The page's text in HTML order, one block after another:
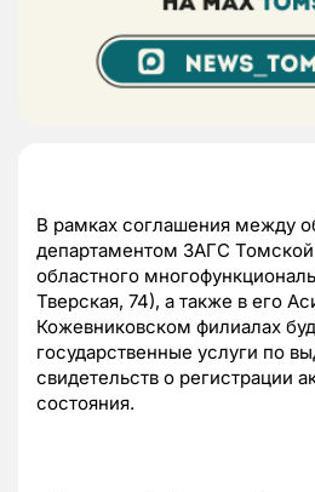
В рамках соглашения между
департаментом ЗАГС Томской
областного
Тверская, 74), а также в его
Кожевниковском филиалах
государственные услуги по
свидетельств о регистрации
состояния.